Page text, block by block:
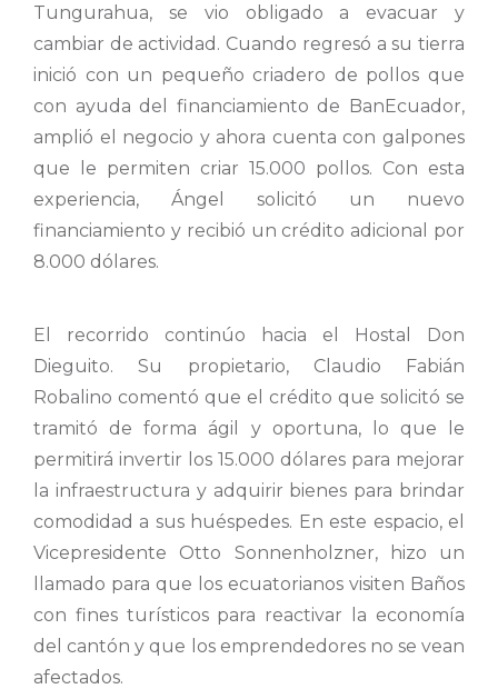
Tungurahua, se vio obligado a evacuar y
cambiar de actividad. Cuando regresó a su tierra
inició con un pequeño criadero de pollos que
con ayuda del financiamiento de BanEcuador,
amplió el negocio y ahora cuenta con galpones
que le permiten criar 15.000 pollos. Con esta
experiencia, Ángel solicitó un nuevo
financiamiento y recibió un crédito adicional por
8.000 dólares.
El recorrido continúo hacia el Hostal Don
Dieguito. Su propietario, Claudio Fabián
Robalino comentó que el crédito que solicitó se
tramitó de forma ágil y oportuna, lo que le
permitirá invertir los 15.000 dólares para mejorar
la infraestructura y adquirir bienes para brindar
comodidad a sus huéspedes. En este espacio, el
Vicepresidente Otto Sonnenholzner, hizo un
llamado para que los ecuatorianos visiten Baños
con fines turísticos para reactivar la economía
del cantón y que los emprendedores no se vean
afectados.